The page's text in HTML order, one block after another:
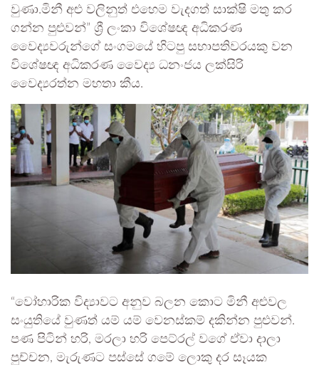
වුණා.මිනී අළු වලිනුත් එහෙම වැදගත් සාක්ෂි මතු කර
ගන්න පුළුවන්” ශ්‍රී ලංකා විශේෂඥ අධිකරණ
වෛද්‍යවරුන්ගේ සංගමයේ හිටපු සභාපතිවරයකු වන
විශේෂඥ අධිකරණ වෛද්‍ය ධනංජය ලක්සිරි
වෛද්‍යරත්න මහතා කීය.
“වෝහාරික විද්‍යාවට අනුව බලන කොට මිනී අළුවල
සංයුතියේ වුණත් යම් යම් වෙනස්කම් දකින්න පුළුවන්.
පණ පිටින් හරි, මරලා හරි පෙට්රල් වගේ ඒවා දාලා
පුච්චන, මැරුණට පස්සේ ගමේ ලොකු දර සෑයක